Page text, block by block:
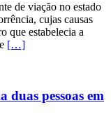
de viação no estado
cujas causas
que estabelecia a
[…]
duas pessoas em